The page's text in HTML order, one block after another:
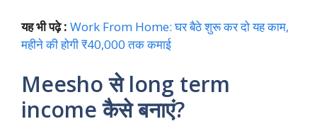
यह भी पढ़े : Work From Home: घर बैठे शुरू कर दो यह काम,
महीने की होगी ₹40,000 तक कमाई
Meesho से long term
income कैसे बनाएं?